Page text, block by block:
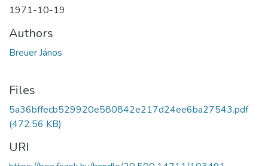
1971-10-19
Authors
Breuer János
Files
5a36bffecb529920e580842e217d24ee6ba27543.pdf
(472.56 KB)
URI